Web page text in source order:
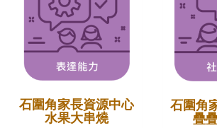
石圍角家長資源中心
水果大串燒
石圍角
疊